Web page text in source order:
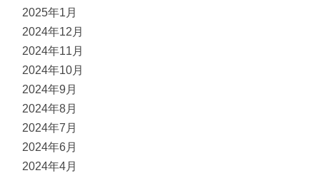
2025年1月
2024年12月
2024年11月
2024年10月
2024年9月
2024年8月
2024年7月
2024年6月
2024年4月